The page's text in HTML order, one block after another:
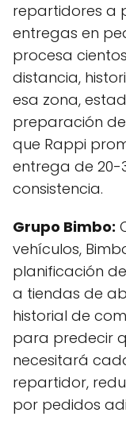
repartidores a
entregas en
procesa
distancia,
esa zona,
preparación
que Rappi
entrega de 20-
consistencia.
Grupo Bimbo:
vehículos,
planificación
a tiendas de
historial de
para predecir
necesitará
repartidor,
por pedidos